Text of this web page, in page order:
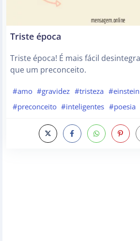
Triste época
Triste época! É mais fácil
que um preconceito.
#amo #gravidez #tristeza #einstein
#preconceito #inteligentes #poesia